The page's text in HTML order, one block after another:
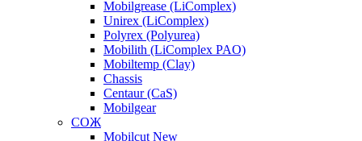
Mobilgrease (LiComplex)
Unirex (LiComplex)
Polyrex (Polyurea)
Mobilith (LiComplex PAO)
Mobiltemp (Clay)
Chassis
Centaur (CaS)
Mobilgear
СОЖ
Mobilcut New